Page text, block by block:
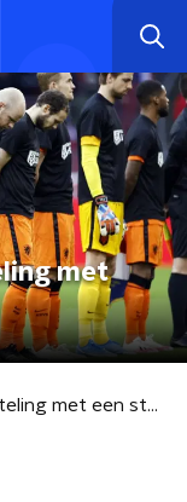
met
Sportforum De worsteling met een statement